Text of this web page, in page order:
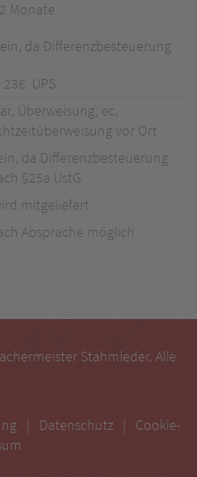
Monate
da Differenzbesteuerung
23€ UPS
Überweisung, ec,
vor Ort
da Differenzbesteuerung
§25a UstG
mitgeliefert
Absprache möglich
Stahmleder. Alle
Datenschutz
Cookie-